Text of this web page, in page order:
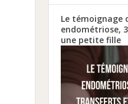
Le témoignage
endométriose,
une petite fille